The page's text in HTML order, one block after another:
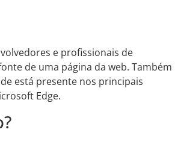
e profissionais de
de uma página da web. Também
está presente nos principais
Edge.